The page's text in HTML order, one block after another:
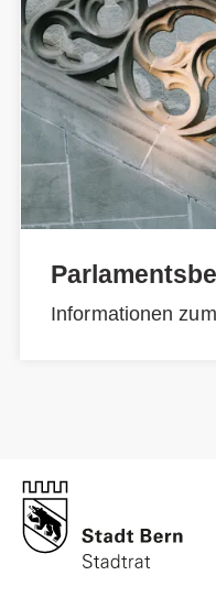
Informationen